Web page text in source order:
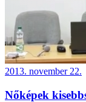
2013. november 22.
Nőképek